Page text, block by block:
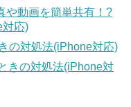
や動画を簡単共有！?
対応)
の対処法(iPhone対応)
きの対処法(iPhone対